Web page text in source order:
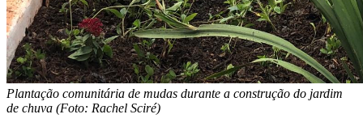
Plantação comunitária de mudas durante a construção do jardim
de chuva (Foto: Rachel Sciré)